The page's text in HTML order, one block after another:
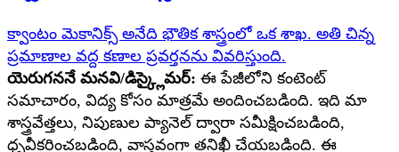
క్వాంటం మెకానిక్స్ అనేది భౌతిక శాస్త్రంలో ఒక శాఖ. అతి చిన్న
ప్రమాణాల వద్ద కణాల ప్రవర్తనను వివరిస్తుంది.
యెరుగననే మనవి/డిస్క్లైమర్: ఈ పేజీలోని కంటెంట్
సమాచారం, విద్య కోసం మాత్రమే అందించబడింది. ఇది మా
శాస్త్రవేత్తలు, నిపుణుల ప్యానెల్ ద్వారా సమీక్షించబడింది,
ధృవీకరించబడింది, వాస్తవంగా తనిఖీ చేయబడింది. ఈ